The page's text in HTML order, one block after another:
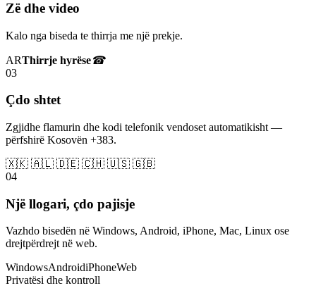
Zë dhe video
Kalo nga biseda te thirrja me një prekje.
ARThirrje hyrëse☎
03
Çdo shtet
Zgjidhe flamurin dhe kodi telefonik vendoset automatikisht —
përfshirë Kosovën +383.
🇽🇰 🇦🇱 🇩🇪 🇨🇭 🇺🇸 🇬🇧
04
Një llogari, çdo pajisje
Vazhdo bisedën në Windows, Android, iPhone, Mac, Linux ose
drejtpërdrejt në web.
WindowsAndroidiPhoneWeb
Privatësi dhe kontroll